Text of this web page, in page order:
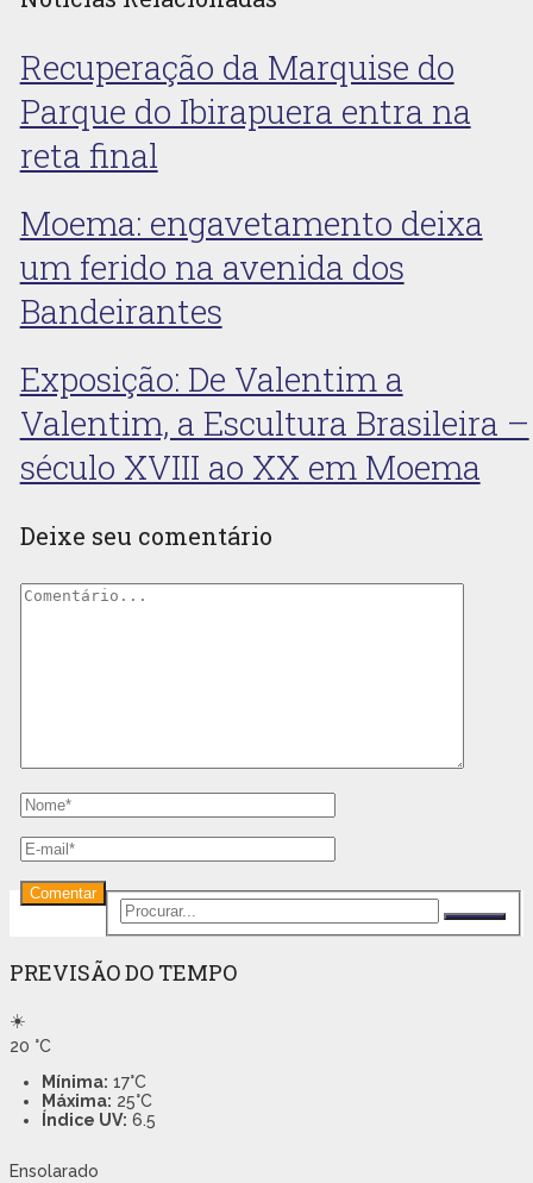
Recuperação da Marquise do
Parque do Ibirapuera entra na
reta final
Moema: engavetamento deixa
um ferido na avenida dos
Bandeirantes
Exposição: De Valentim a
Valentim, a Escultura Brasileira –
século XVIII ao XX em Moema
Deixe seu comentário
PREVISÃO DO TEMPO
☀️
20 °C
Mínima: 17°C
Máxima: 25°C
Índice UV: 6.5
Ensolarado